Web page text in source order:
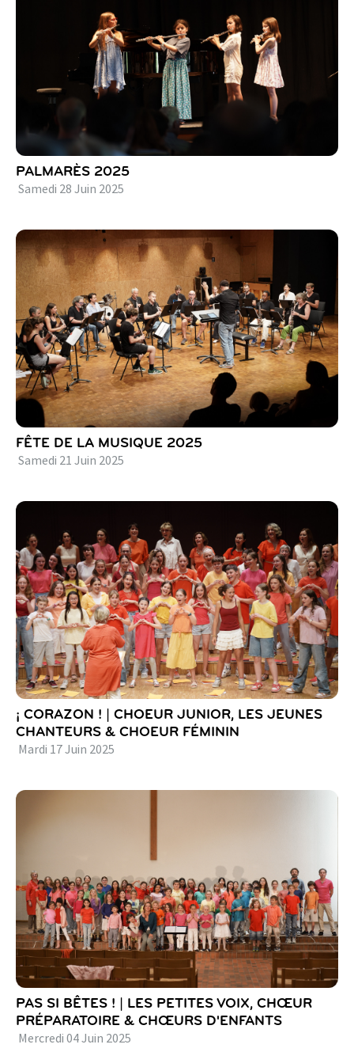
PALMARÈS 2025
Samedi 28 Juin 2025
FÊTE DE LA MUSIQUE 2025
Samedi 21 Juin 2025
¡ CORAZON ! | CHOEUR JUNIOR, LES JEUNES
CHANTEURS & CHOEUR FÉMININ
Mardi 17Juin 2025
PAS SI BÊTES ! | LES PETITES VOIX, CHŒUR
PRÉPARATOIRE & CHŒURS D'ENFANTS
Mercredi 04Juin 2025